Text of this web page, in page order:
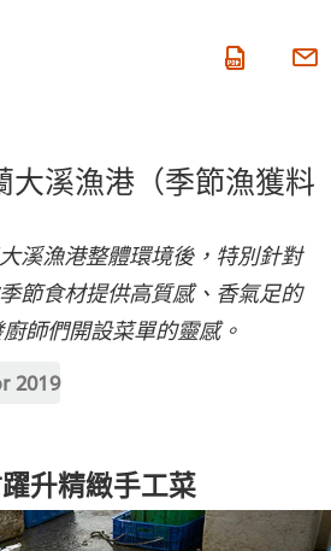
大溪漁港（季節漁獲料
溪漁港整體環境後，特別針對
節食材提供高質感、香氣足的
師們開設菜單的靈感。
2019
升精緻手工菜